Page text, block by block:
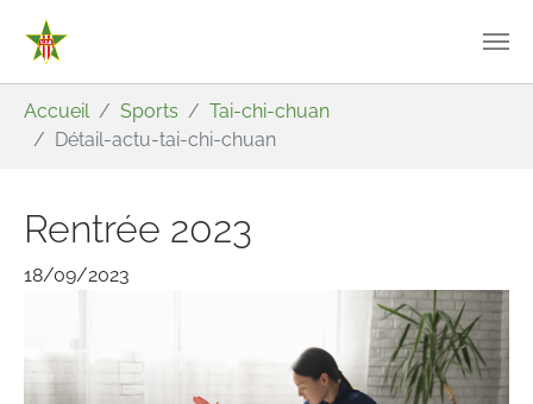
Accueil Sports
Tai-chi-chuan
Détail-actu-tai-chi-chuan
Rentrée 2023
18/09/2023